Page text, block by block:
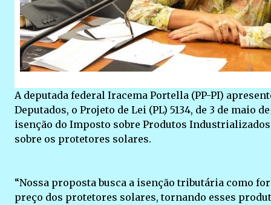
A deputada federal Iracema Portella (PP-PI)
Deputados, o Projeto de Lei (PL) 5134, de 3 de maio
isenção do Imposto sobre Produtos
sobre os protetores solares.
“Nossa proposta busca a isenção tributária como
preço dos protetores solares, tornando esses